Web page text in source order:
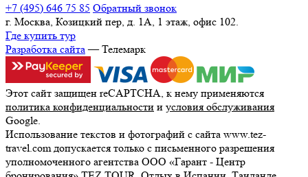
+7 (495) 646 75 85 Обратный звонок
г. Москва, Козицкий пер, д. 1А, 1 этаж, офис 102.
Где купить тур
Разработка сайта— Телемарк
Этот сайт защищен reCAPTCHA, к нему применяются
политика конфиденциальности и условия обслуживания
Google.
Использование текстов и фотографий с сайта www.tez-
travel.com допускается только с письменного разрешения
уполномоченного агентства ООО «Гарант - Центр